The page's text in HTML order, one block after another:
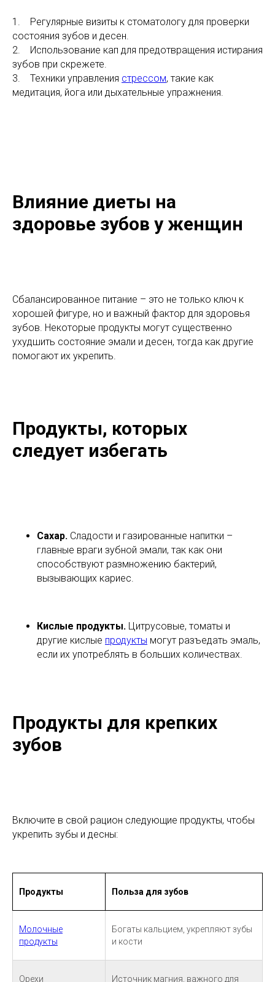
1. Регулярные визиты к стоматологу для проверки
состояния зубов и десен.
2. Использование кап для предотвращения истирания
зубов при скрежете.
3. Техники управления стрессом, такие как
медитация, йога или дыхательные упражнения.
Влияние диеты на
здоровье зубов у женщин
Сбалансированное питание – это не только ключ к
хорошей фигуре, но и важный фактор для здоровья
зубов. Некоторые продукты могут существенно
ухудшить состояние эмали и десен, тогда как другие
помогают их укрепить.
Продукты, которых
следует избегать
Сахар. Сладости и газированные напитки –
главные враги зубной эмали, так как они
способствуют размножению бактерий,
вызывающих кариес.
Кислые продукты. Цитрусовые, томаты и
другие кислые продукты могут разъедать эмаль,
если их употреблять в больших количествах.
Продукты для крепких
зубов
Включите в свой рацион следующие продукты, чтобы
укрепить зубы и десны:
Продукты Польза для зубов
Молочные
продукты
Богаты кальцием, укрепляют зубы
и кости
Орехи Источник магния, важного для